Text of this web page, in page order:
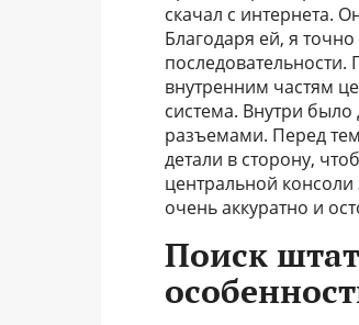
скачал с интернета.
Благодаря ей, я
внутренним частям
система. Внутри
разъемами. Перед
детали в сторону,
центральной консоли
очень аккуратно и
Поиск